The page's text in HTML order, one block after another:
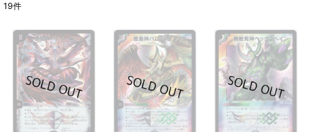
在庫あり
並び順:
絞り込む
19件